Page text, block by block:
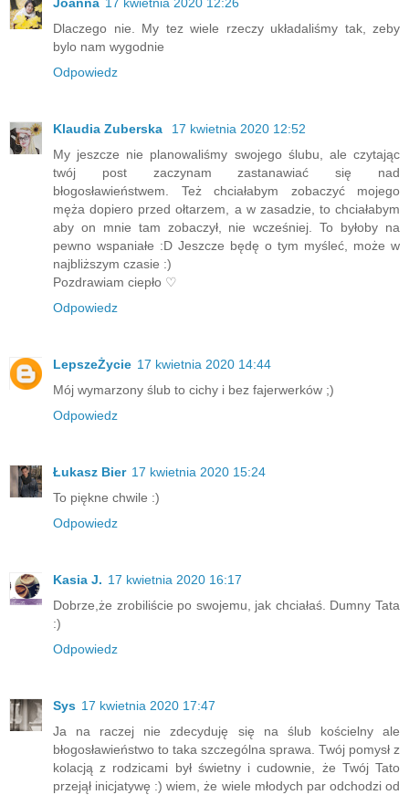
Dlaczego nie. My tez wiele rzeczy układaliśmy tak, zeby
bylo nam wygodnie
Odpowiedz
Klaudia Zuberska
17 kwietnia 2020 12:52
My jeszcze nie planowaliśmy swojego ślubu, ale czytając
twój post zaczynam zastanawiać się nad
błogosławieństwem. Też chciałabym zobaczyć mojego
męża dopiero przed ołtarzem, a w zasadzie, to chciałabym
aby on mnie tam zobaczył, nie wcześniej. To byłoby na
pewno wspaniałe :D Jeszcze będę o tym myśleć, może w
najbliższym czasie :)
Pozdrawiam ciepło ♡
Odpowiedz
LepszeŻycie 17 kwietnia 2020 14:44
Mój wymarzony ślub to cichy i bez fajerwerków ;)
Odpowiedz
Łukasz Bier 17 kwietnia 2020 15:24
To piękne chwile :)
Odpowiedz
Kasia J. 17 kwietnia 2020 16:17
Dobrze,że zrobiliście po swojemu, jak chciałaś. Dumny Tata
:)
Odpowiedz
Sys 17 kwietnia 2020 17:47
Ja na raczej nie zdecyduję się na ślub kościelny ale
błogosławieństwo to taka szczególna sprawa. Twój pomysł z
kolacją z rodzicami był świetny i cudownie, że Twój Tato
przejął inicjatywę :) wiem, że wiele młodych par odchodzi od